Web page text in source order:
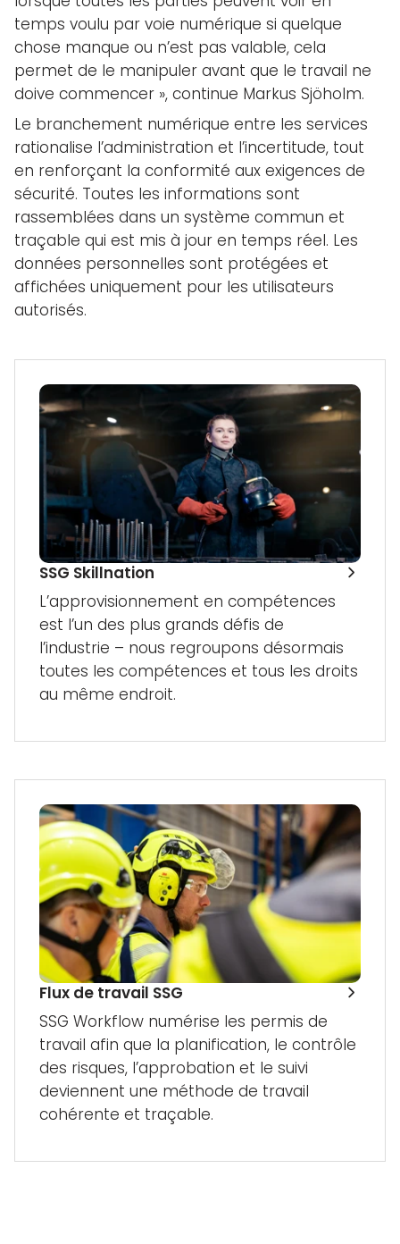
temps voulu par voie numérique si quelque
chose manque ou n’est pas valable, cela
permet de le manipuler avant que le travail ne
doive commencer », continue Markus Sjöholm.
Le branchement numérique entre les services
rationalise l’administration et l’incertitude, tout
en renforçant la conformité aux exigences de
sécurité. Toutes les informations sont
rassemblées dans un système commun et
traçable qui est mis à jour en temps réel. Les
données personnelles sont protégées et
affichées uniquement pour les utilisateurs
autorisés.
SSG Skillnation
L’approvisionnement en compétences
est l’un des plus grands défis de
l’industrie – nous regroupons désormais
toutes les compétences et tous les droits
au même endroit.
Flux de travail SSG
SSG Workflow numérise les permis de
travail afin que la planification, le contrôle
des risques, l’approbation et le suivi
deviennent une méthode de travail
cohérente et traçable.